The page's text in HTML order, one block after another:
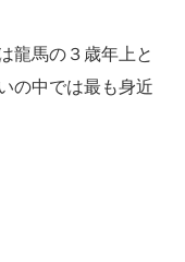
龍馬の３歳年上と
の中では最も身近